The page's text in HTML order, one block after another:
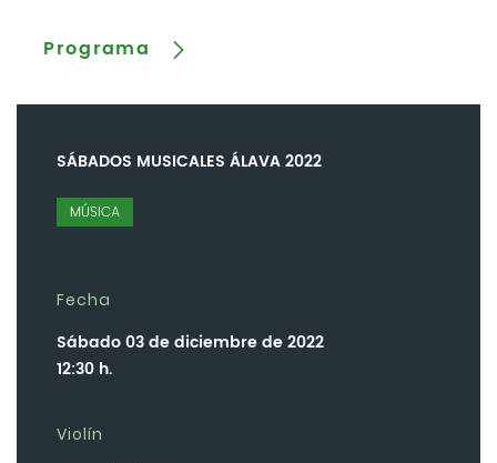
Programa
SÁBADOS MUSICALES ÁLAVA 2022
MÚSICA
Fecha
Sábado 03 de diciembre de 2022
12:30 h.
Violín